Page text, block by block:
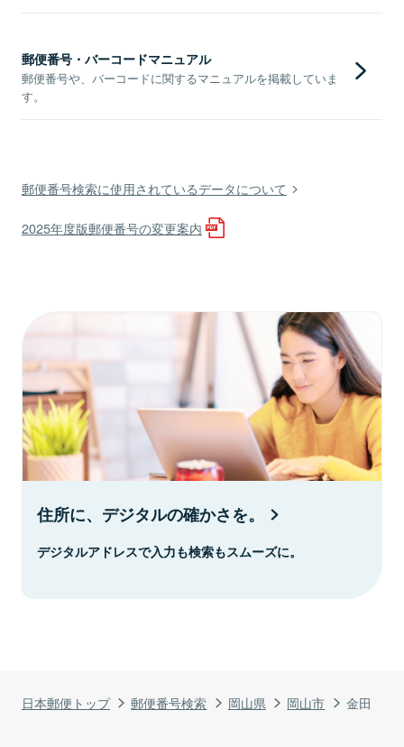
日本郵便トップ 郵便番号検索 岡山県 岡山市 金田
郵便番号・バーコードマニュアル
郵便番号や、バーコードに関するマニュアルを掲載していま
す。
郵便番号検索に使用されているデータについて
2025年度版郵便番号の変更案内
住所に、デジタルの確かさを。
デジタルアドレスで入力も検索もスムーズに。